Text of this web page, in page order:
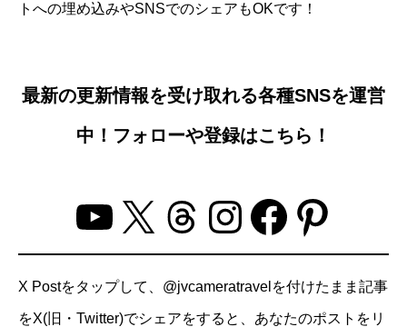
トへの埋め込みやSNSでのシェアもOKです！
最新の更新情報を受け取れる各種SNSを運営
中！フォローや登録はこちら！
YouTube
X Threads
Instagram
X Postをタップして、@jvcameratravelを付けたまま記事
をX(旧・Twitter)でシェアをすると、あなたのポストをリ